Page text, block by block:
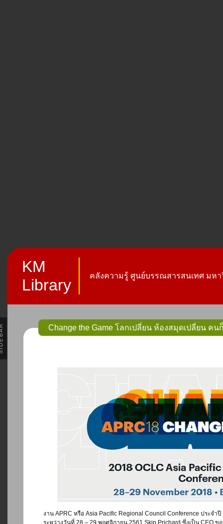
KM
Library
คลังความรู้ ศูนย์บรรณสารสนเทศ มหา
Change the Game โลกเปลี่ยน ห้องสมุดเปลี่ยน คน
งาน APRC หรือ Asia Pacific Regional Council Conference ประจ
ระหว่างวันที่ 28 – 29 พฤศจิกายน 2561 Skip Prichard ซึ่งเป็น CEO